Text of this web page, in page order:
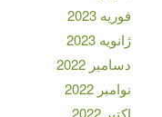
فوریه 2023
ژانویه 2023
دسامبر 2022
نوامبر 2022
اکتبر 2022